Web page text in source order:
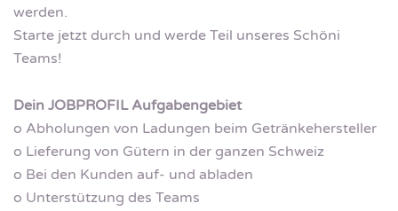
werden.
Starte jetzt durch und werde Teil unseres Schöni
Teams!
Dein JOBPROFIL Aufgabengebiet
o Abholungen von Ladungen beim Getränkehersteller
o Lieferung von Gütern in der ganzen Schweiz
o Bei den Kunden auf- und abladen
o Unterstützung des Teams